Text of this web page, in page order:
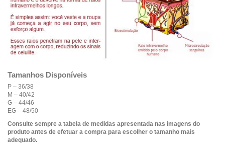
Tamanhos Disponíveis
P – 36/38
M – 40/42
G – 44/46
EG – 48/50
Consulte sempre a tabela de medidas apresentada nas imagens do
produto antes de efetuar a compra para escolher o tamanho mais
adequado.